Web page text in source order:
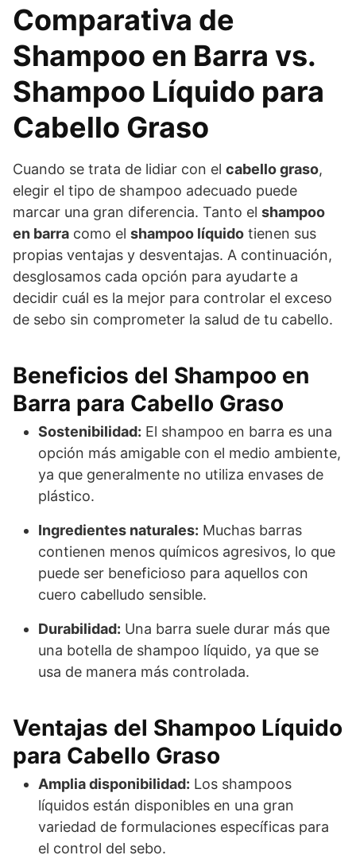
Comparativa de
Shampoo en Barra vs.
Shampoo Líquido para
Cabello Graso
Cuando se trata de lidiar con el cabello graso,
elegir el tipo de shampoo adecuado puede
marcar una gran diferencia. Tanto el shampoo
en barra como el shampoo líquido tienen sus
propias ventajas y desventajas. A continuación,
desglosamos cada opción para ayudarte a
decidir cuál es la mejor para controlar el exceso
de sebo sin comprometer la salud de tu cabello.
Beneficios del Shampoo en
Barra para Cabello Graso
Sostenibilidad: El shampoo en barra es una
opción más amigable con el medio ambiente,
ya que generalmente no utiliza envases de
plástico.
Ingredientes naturales: Muchas barras
contienen menos químicos agresivos, lo que
puede ser beneficioso para aquellos con
cuero cabelludo sensible.
Durabilidad: Una barra suele durar más que
una botella de shampoo líquido, ya que se
usa de manera más controlada.
Ventajas del Shampoo Líquido
para Cabello Graso
Amplia disponibilidad: Los shampoos
líquidos están disponibles en una gran
variedad de formulaciones específicas para
el control del sebo.